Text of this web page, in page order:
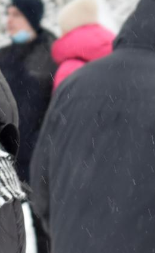
не
НГПУ:
курса
с
профессии
на